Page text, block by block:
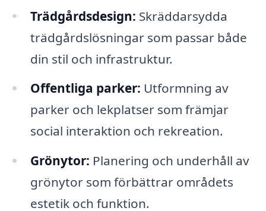
Trädgårdsdesign: Skräddarsydda
trädgårdslösningar som passar både
din stil och infrastruktur.
Offentliga parker: Utformning av
parker och lekplatser som främjar
social interaktion och rekreation.
Grönytor: Planering och underhåll av
grönytor som förbättrar områdets
estetik och funktion.